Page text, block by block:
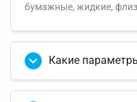
бумажные, жидкие,
Какие